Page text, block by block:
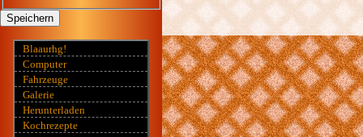
Speichern
Blaaurhg!
Computer
Fahrzeuge
Galerie
Herunterladen
Kochrezepte